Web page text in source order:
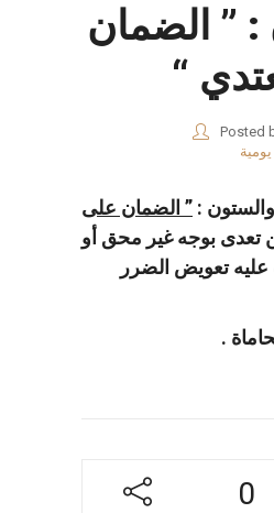
: ” الضمان
“
Posted
: ” الضمان على
تعدى بوجه غير محق أو
تعويض الضرر
.
0